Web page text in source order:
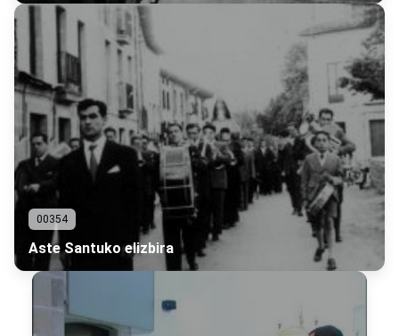
00354
Aste Santuko elizbira